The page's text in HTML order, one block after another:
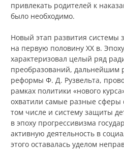
привлекать родителей к
было необходимо.
Новый этап развития системы
на первую половину XX в.
характеризовал целый ряд
преобразований, дальнейшим
реформы Ф. Д. Рузвельта,
рамках политики «нового
охватили самые разные
том числе и систему защиты
в эпоху прогрессивизма
активную деятельность в
этого оставалась уделом